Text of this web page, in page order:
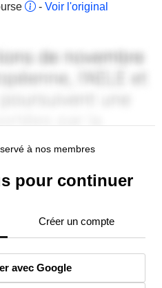
- Voir l'original
à nos membres
pour continuer
Créer un compte
avec Google